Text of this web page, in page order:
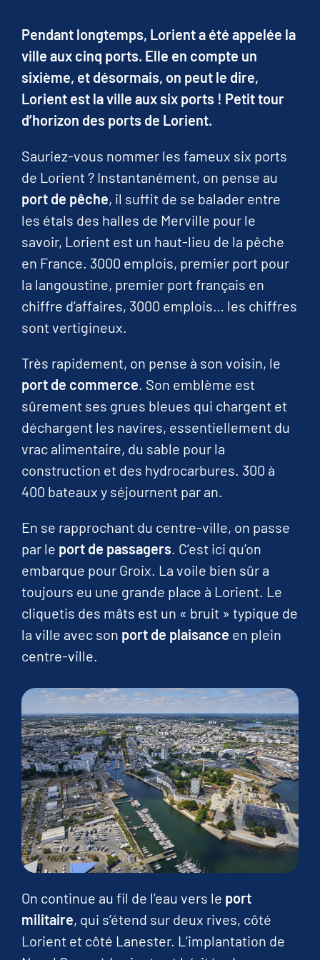
Pendant longtemps, Lorient a été appelée la
ville aux cinq ports. Elle en compte un
sixième, et désormais, on peut le dire,
Lorient est la ville aux six ports ! Petit tour
d’horizon des ports de Lorient.
Sauriez-vous nommer les fameux six ports
de Lorient ? Instantanément, on pense au
port de pêche, il suffit de se balader entre
les étals des halles de Merville pour le
savoir, Lorient est un haut-lieu de la pêche
en France. 3000 emplois, premier port pour
la langoustine, premier port français en
chiffre d’affaires, 3000 emplois… les chiffres
sont vertigineux.
Très rapidement, on pense à son voisin, le
port de commerce. Son emblème est
sûrement ses grues bleues qui chargent et
déchargent les navires, essentiellement du
vrac alimentaire, du sable pour la
construction et des hydrocarbures. 300 à
400 bateaux y séjournent par an.
En se rapprochant du centre-ville, on passe
par le port de passagers. C’est ici qu’on
embarque pour Groix. La voile bien sûr a
toujours eu une grande place à Lorient. Le
cliquetis des mâts est un « bruit » typique de
la ville avec son port de plaisance en plein
centre-ville.
On continue au fil de l’eau vers le port
militaire, qui s’étend sur deux rives, côté
Lorient et côté Lanester. L’implantation de